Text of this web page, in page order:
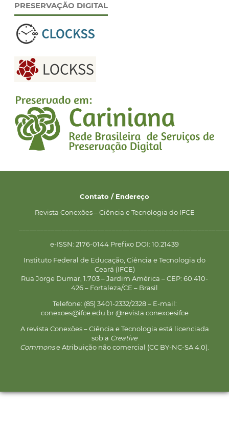
PRESERVAÇÃO DIGITAL
Contato / Endereço
Revista Conexões – Ciência e Tecnologia do IFCE
e-ISSN: 2176-0144 Prefixo DOI: 10.21439
Instituto Federal de Educação, Ciência e Tecnologia do
Ceará (IFCE)
Rua Jorge Dumar, 1.703 – Jardim América – CEP: 60.410-
426 – Fortaleza/CE – Brasil
Telefone: (85) 3401-2332/2328 – E-mail:
conexoes@ifce.edu.br @revista.conexoesifce
A revista Conexões – Ciência e Tecnologia está licenciada
sob a Creative
Commonse Atribuição não comercial (CC BY-NC-SA 4.0).